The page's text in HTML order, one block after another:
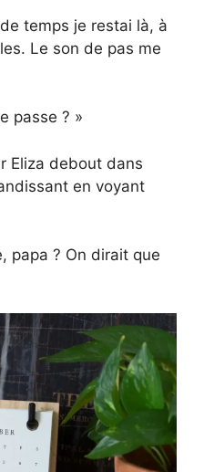
temps je restai là, à
Le son de pas me
passe ? »
Eliza debout dans
en voyant
papa ? On dirait que